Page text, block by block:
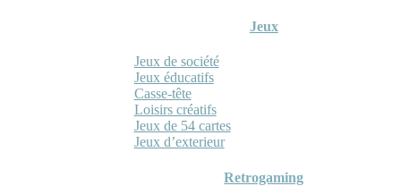
Jeux
Jeux de société
Jeux éducatifs
Casse-tête
Loisirs créatifs
Jeux de 54 cartes
Jeux d’exterieur
Retrogaming